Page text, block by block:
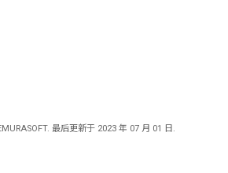
最后更新于 2023 年 07 月 01 日.